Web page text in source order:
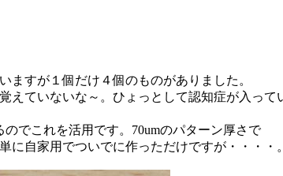
すが１個だけ４個のものがありました。
えていないな～。ひょっとして認知症が入って
でこれを活用です。70umのパターン厚さで
自家用でついでに作っただけですが・・・・。